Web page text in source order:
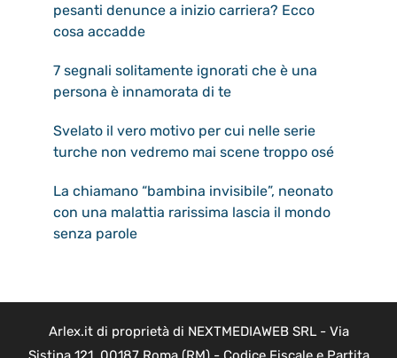
pesanti denunce a inizio carriera? Ecco
cosa accadde
7 segnali solitamente ignorati che è una
persona è innamorata di te
Svelato il vero motivo per cui nelle serie
turche non vedremo mai scene troppo osé
La chiamano “bambina invisibile”, neonato
con una malattia rarissima lascia il mondo
senza parole
Arlex.it di proprietà di NEXTMEDIAWEB SRL - Via